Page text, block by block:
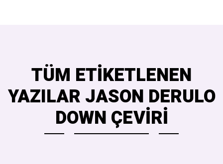
TÜM ETIKETLENEN
YAZILAR JASON DERULO
DOWN ÇEVIRI